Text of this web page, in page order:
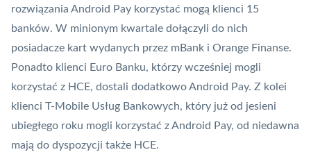
rozwiązania Android Pay korzystać mogą klienci 15
banków. W minionym kwartale dołączyli do nich
posiadacze kart wydanych przez mBank i Orange Finanse.
Ponadto klienci Euro Banku, którzy wcześniej mogli
korzystać z HCE, dostali dodatkowo Android Pay. Z kolei
klienci T-Mobile Usług Bankowych, który już od jesieni
ubiegłego roku mogli korzystać z Android Pay, od niedawna
mają do dyspozycji także HCE.